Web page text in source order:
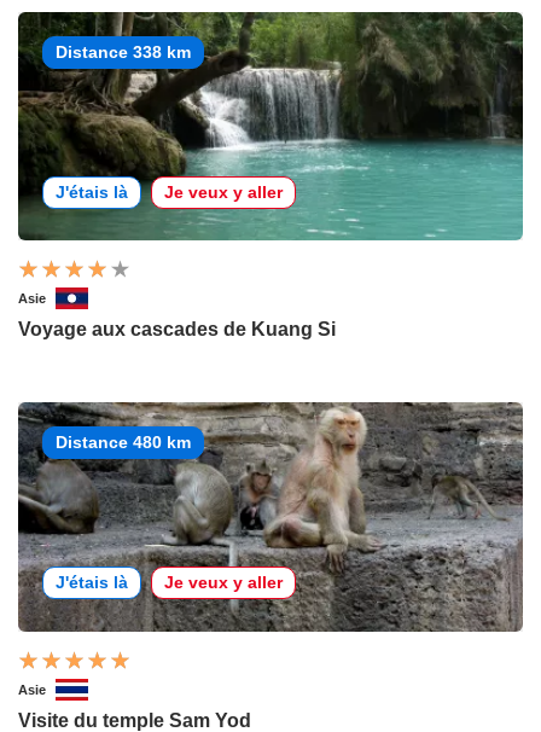
Distance 338 km
J'étais là Je veux y aller
Asie
Voyage aux cascades de Kuang Si
Distance 480 km
J'étais là Je veux y aller
Asie
Visite du temple Sam Yod